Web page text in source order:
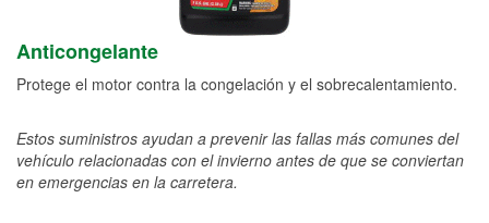
Anticongelante
Protege el motor contra la congelación y el sobrecalentamiento.
Estos suministros ayudan a prevenir las fallas más comunes del
vehículo relacionadas con el invierno antes de que se conviertan
en emergencias en la carretera.